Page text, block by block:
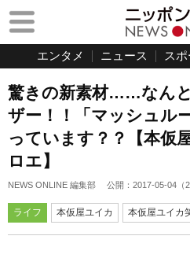
エンタメ ニュース ス
驚きの新素材……なん
ザー！！「マッシュル
っています？？【本仮
ロエ】
NEWS ONLINE 編集部 公開： 2017-05-04 （
ライフ 本仮屋ユイカ 本仮屋ユイカ